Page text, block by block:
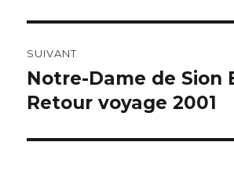
SUIVANT
Article
suivant :
Notre-Dame de Sion
Retour voyage 2001